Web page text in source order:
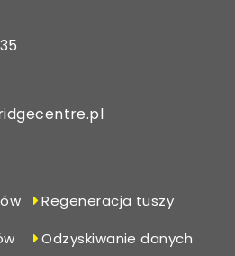
Regeneracja tuszy
Odzyskiwanie danych